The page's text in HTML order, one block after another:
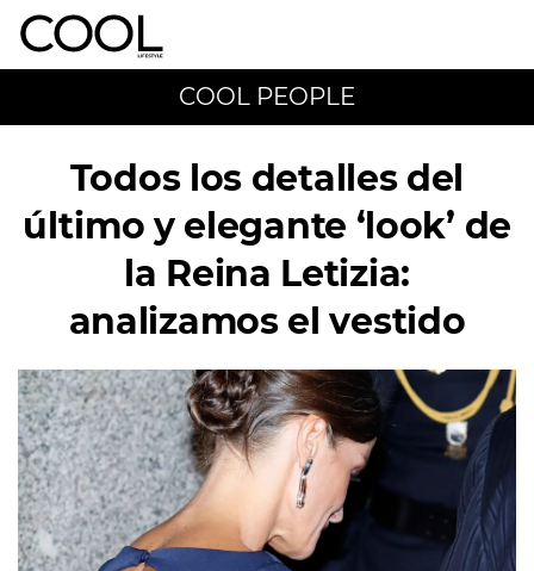
COOL PEOPLE
Todos los detalles del
último y elegante ‘look’ de
la Reina Letizia:
analizamos el vestido